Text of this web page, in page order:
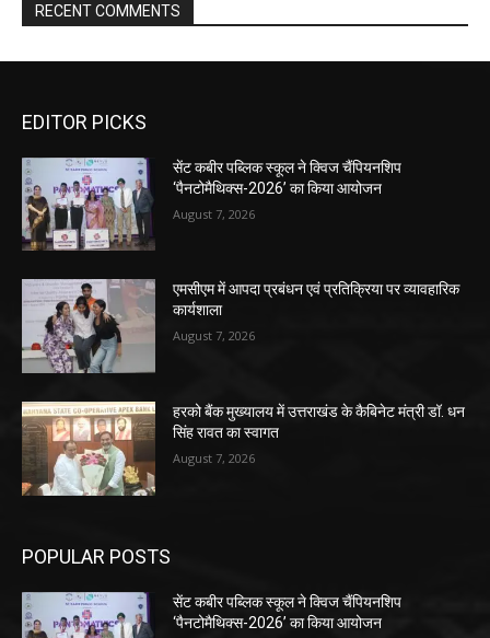
RECENT COMMENTS
EDITOR PICKS
सेंट कबीर पब्लिक स्कूल ने क्विज चैंपियनशिप
‘पैनटोमैथिक्स-2026’ का किया आयोजन
August 7, 2026
एमसीएम में आपदा प्रबंधन एवं प्रतिक्रिया पर व्यावहारिक
कार्यशाला
August 7, 2026
हरको बैंक मुख्यालय में उत्तराखंड के कैबिनेट मंत्री डॉ. धन
सिंह रावत का स्वागत
August 7, 2026
POPULAR POSTS
सेंट कबीर पब्लिक स्कूल ने क्विज चैंपियनशिप
‘पैनटोमैथिक्स-2026’ का किया आयोजन